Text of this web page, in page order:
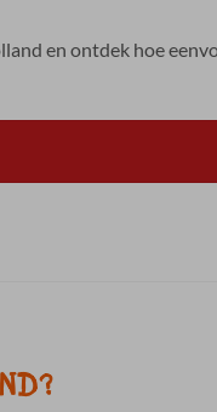
en ontdek hoe